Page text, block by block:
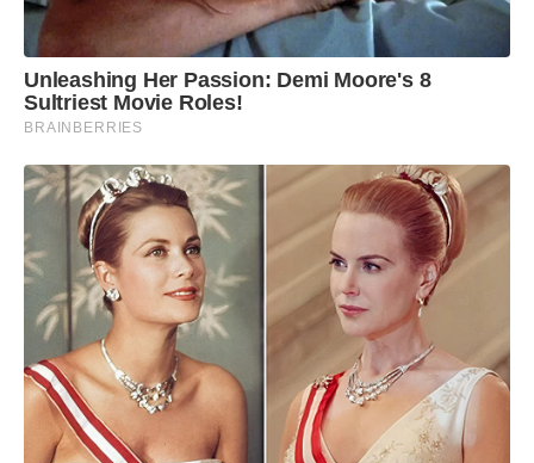
Unleashing Her Passion: Demi Moore's 8
Sultriest Movie Roles!
BRAINBERRIES